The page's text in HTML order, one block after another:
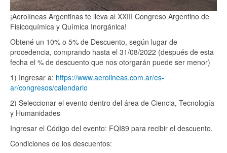
¡Aerolíneas Argentinas te lleva al XXIII Congreso Argentino de
Fisicoquímica y Química Inorgánica!
Obtené un 10% o 5% de Descuento, según lugar de
procedencia, comprando hasta el 31/08/2022 (después de esta
fecha el % de descuento que nos otorgarán puede ser menor)
1) Ingresar a: https://www.aerolineas.com.ar/es-
ar/congresos/calendario
2) Seleccionar el evento dentro del área de Ciencia, Tecnología
y Humanidades
Ingresar el Código del evento: FQI89 para recibir el descuento.
Condiciones de los descuentos: